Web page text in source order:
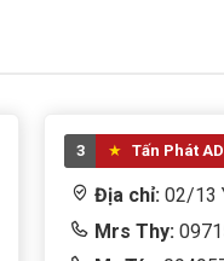
3 Tấn Phát AD
Địa chỉ:02/13
Mrs Thy: